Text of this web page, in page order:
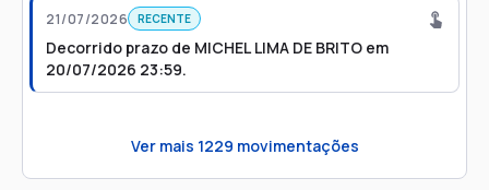
21/07/2026 RECENTE
Decorrido prazo de MICHEL LIMA DE BRITO em
20/07/2026 23:59.
Ver mais 1229 movimentações